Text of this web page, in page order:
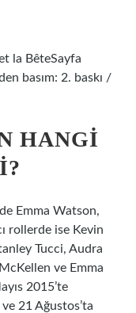
la BêteSayfa
basım: 2. baskı /
HANGI
Emma Watson,
rollerde ise Kevin
Tucci, Audra
ve Emma
2015’te
21 Ağustos’ta